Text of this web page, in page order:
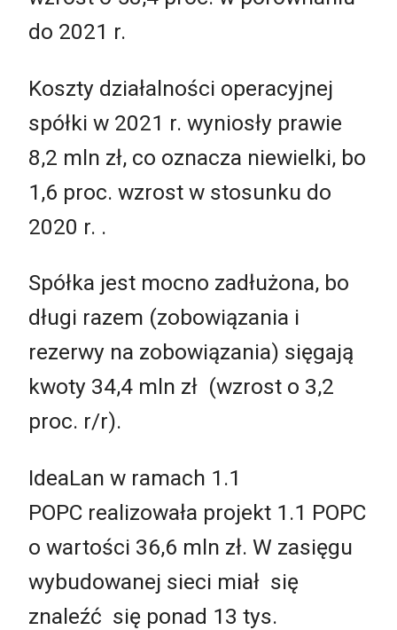
do 2021 r.
Koszty działalności operacyjnej
spółki w 2021 r. wyniosły prawie
8,2 mln zł, co oznacza niewielki, bo
1,6 proc. wzrost w stosunku do
2020 r. .
Spółka jest mocno zadłużona, bo
długi razem (zobowiązania i
rezerwy na zobowiązania) sięgają
kwoty 34,4 mln zł (wzrost o 3,2
proc. r/r).
IdeaLan w ramach 1.1
POPC realizowała projekt 1.1 POPC
o wartości 36,6 mln zł. W zasięgu
wybudowanej sieci miał się
znaleźć się ponad 13 tys.